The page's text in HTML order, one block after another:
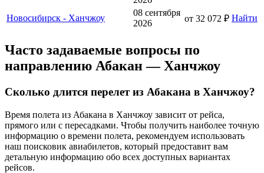
Новосибирск - Ханчжоу
08 сентября
2026
от 32 072 ₽ Найти
Часто задаваемые вопросы по
направлению Абакан — Ханчжоу
Сколько длится перелет из Абакана в Ханчжоу?
Время полета из Абакана в Ханчжоу зависит от рейса,
прямого или с пересадками. Чтобы получить наиболее точную
информацию о времени полета, рекомендуем использовать
наш поисковик авиабилетов, который предоставит вам
детальную информацию обо всех доступных вариантах
рейсов.